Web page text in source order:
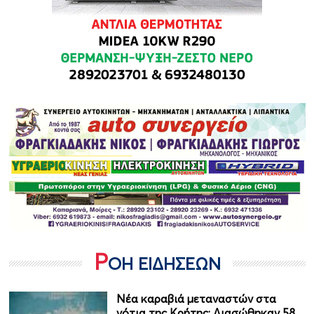
ΡΟΗ ΕΙΔΗΣΕΩΝ
Νέα καραβιά μεταναστών στα